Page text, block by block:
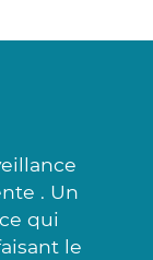
. Un
qui
le